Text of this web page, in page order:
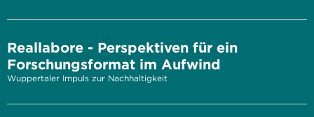
Reallabore - Perspektiven für ein
Forschungsformat im Aufwind
Wuppertaler Impuls zur Nachhaltigkeit